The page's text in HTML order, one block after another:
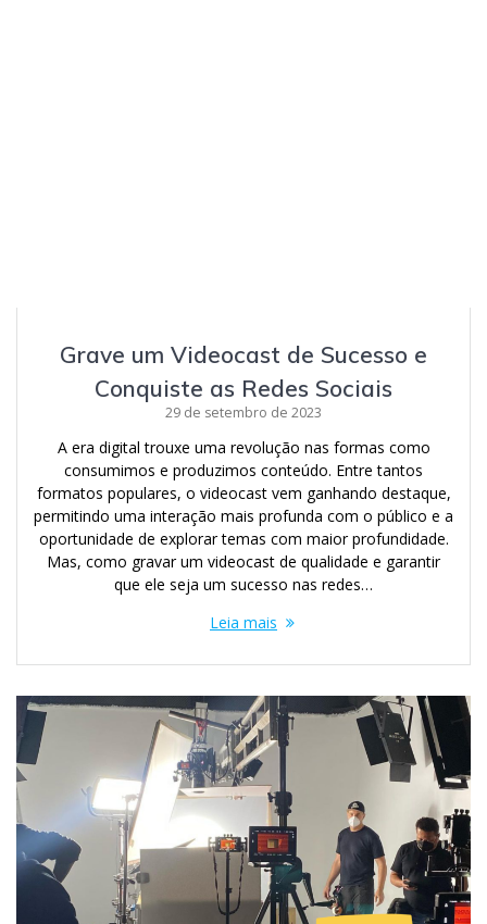
Grave um Videocast de Sucesso e
Conquiste as Redes Sociais
29 de setembro de 2023
A era digital trouxe uma revolução nas formas como
consumimos e produzimos conteúdo. Entre tantos
formatos populares, o videocast vem ganhando destaque,
permitindo uma interação mais profunda com o público e a
oportunidade de explorar temas com maior profundidade.
Mas, como gravar um videocast de qualidade e garantir
que ele seja um sucesso nas redes…
Leia mais